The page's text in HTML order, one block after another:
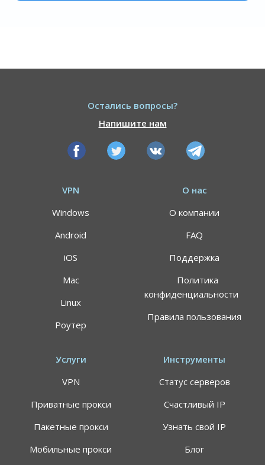
Остались вопросы?
Напишите нам
VPN
Windows
Android
iOS
Mac
Linux
Роутер
О нас
О компании
FAQ
Поддержка
Политика
конфиденциальности
Правила пользования
Услуги
VPN
Приватные прокси
Пакетные прокси
Мобильные прокси
Инструменты
Статус серверов
Счастливый IP
Узнать свой IP
Блог